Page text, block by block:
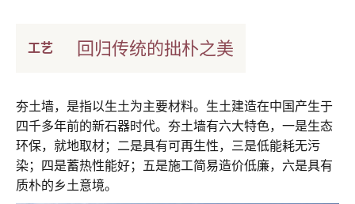
工艺 回归传统的拙朴之美
夯土墙，是指以生土为主要材料。生土建造在中国产生于
四千多年前的新石器时代。夯土墙有六大特色，一是生态
环保，就地取材；二是具有可再生性，三是低能耗无污
染；四是蓄热性能好；五是施工简易造价低廉，六是具有
质朴的乡土意境。